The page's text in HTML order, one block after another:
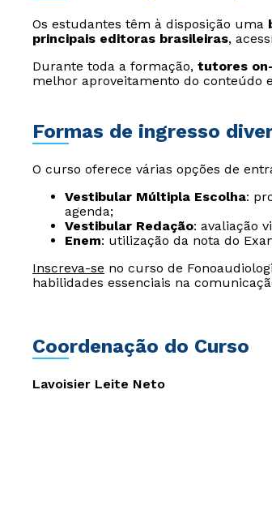
Os estudantes têm à disposição uma
principais editoras brasileiras,
Durante toda a formação, tutores
melhor aproveitamento do conteúdo
Formas de ingresso
O curso oferece várias opções de
Vestibular Múltipla Escolha:
agenda;
Vestibular Redação: avaliação
Enem: utilização da nota do
Inscreva-se no curso de
habilidades essenciais na
Coordenação do Curso
Lavoisier Leite Neto